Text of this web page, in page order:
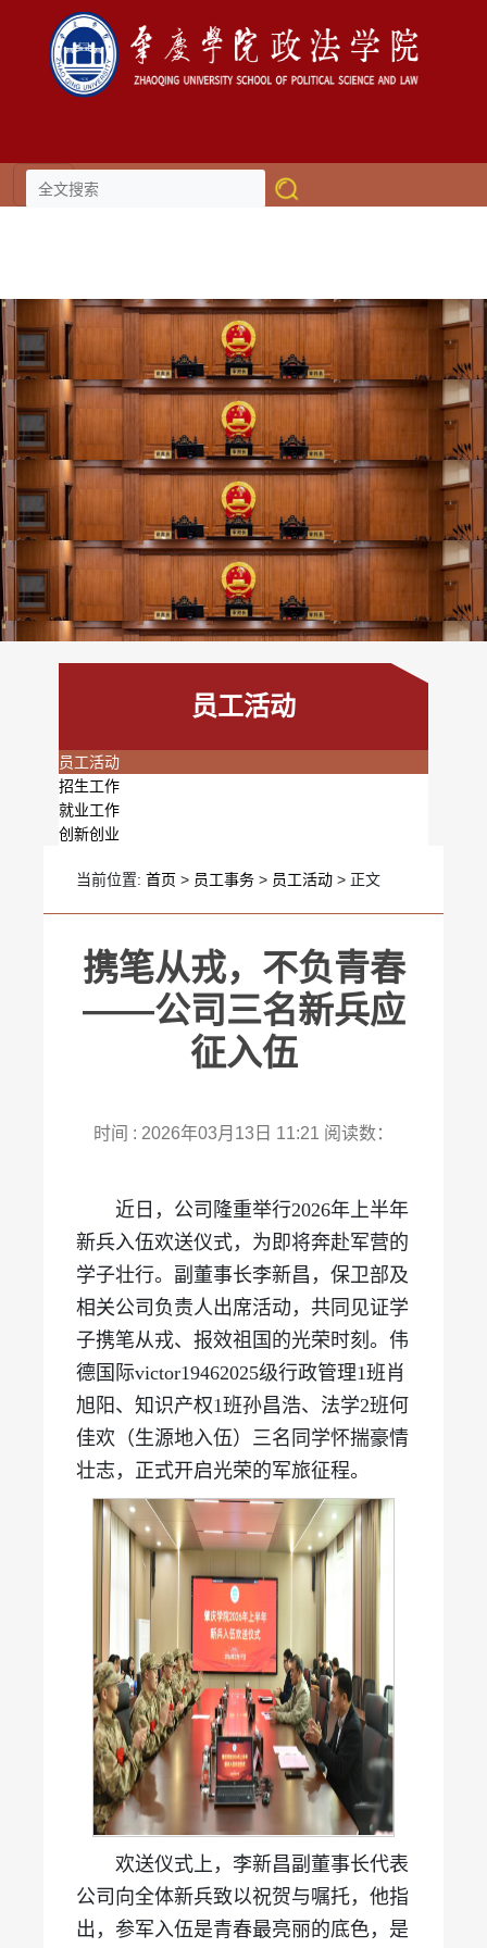
伟德国际(victor1946)官方网站-
Officials Website
员工活动
员工活动
招生工作
就业工作
创新创业
当前位置: 首页 > 员工事务 > 员工活动 > 正文
携笔从戎，不负青春
——公司三名新兵应
征入伍
时间 : 2026年03月13日 11:21 阅读数：
近日，公司隆重举行2026年上半年
新兵入伍欢送仪式，为即将奔赴军营的
学子壮行。副董事长李新昌，保卫部及
相关公司负责人出席活动，共同见证学
子携笔从戎、报效祖国的光荣时刻。伟
德国际victor19462025级行政管理1班肖
旭阳、知识产权1班孙昌浩、法学2班何
佳欢（生源地入伍）三名同学怀揣豪情
壮志，正式开启光荣的军旅征程。
欢送仪式上，李新昌副董事长代表
公司向全体新兵致以祝贺与嘱托，他指
出，参军入伍是青春最亮丽的底色，是